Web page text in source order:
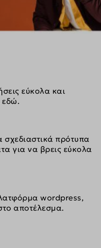
εύκολα και
εδώ.
σχεδιαστικά πρότυπα
για να βρεις εύκολα
wordpress,
αποτέλεσμα.